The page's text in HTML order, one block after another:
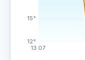
12°
15°
13.07